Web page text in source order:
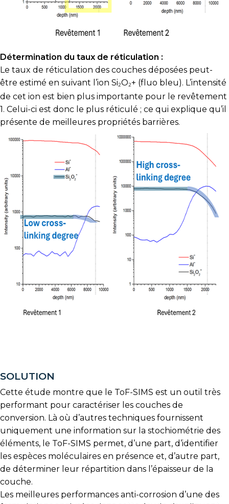
Détermination du taux de réticulation :
Le taux de réticulation des couches déposées peut-
être estimé en suivant l’ion Si2O2+ (fluo bleu). L’intensité
de cet ion est bien plus importante pour le revêtement
1. Celui-ci est donc le plus réticulé ; ce qui explique qu’il
présente de meilleures propriétés barrières.
SOLUTION
Cette étude montre que le ToF-SIMS est un outil très
performant pour caractériser les couches de
conversion. Là où d’autres techniques fournissent
uniquement une information sur la stochiométrie des
éléments, le ToF-SIMS permet, d’une part, d’identifier
les espèces moléculaires en présence et, d’autre part,
de déterminer leur répartition dans l’épaisseur de la
couche.
Les meilleures performances anti-corrosion d’une des